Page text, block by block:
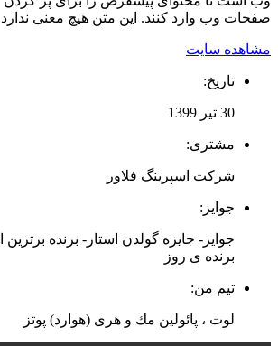
صفحات وب وارد کنند. این متن هیچ معنی
مشاهده سایت
تاریخ:
30 تیر 1399
مشتری:
شرکت اسپرینگ فلاور
جوایز:
جوایز- جایزه گولدن استار- برنده
برنده ی روز
تیم من:
لوت ، پائولین مك و هری (هوارد) پوتز